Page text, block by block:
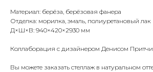
Материал: берёза, берёзовая фанера
Отделка: морилка, эмаль, полиуретановый лак
Д×Ш×В: 940×420×2930 мм
Коллаборация с дизайнером Денисом
Вы можете заказать стеллаж в натуральном